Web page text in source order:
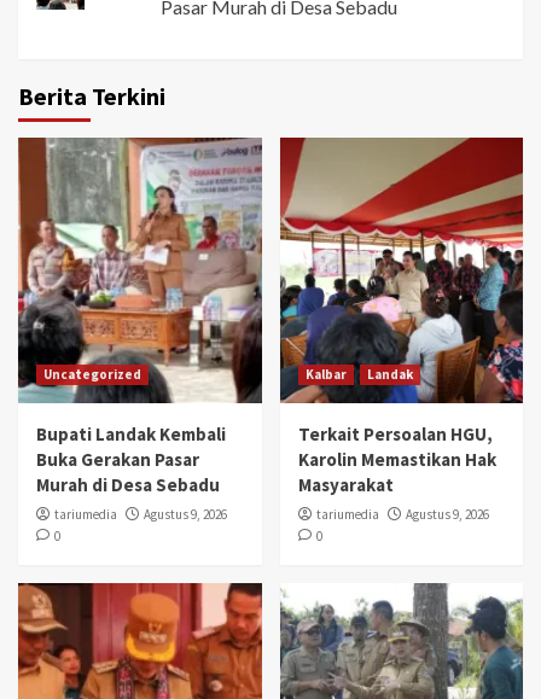
Pasar Murah di Desa Sebadu
Berita Terkini
Uncategorized
Bupati Landak Kembali
Buka Gerakan Pasar
Murah di Desa Sebadu
tariumedia
Agustus 9, 2026
0
Kalbar Landak
Terkait Persoalan HGU,
Karolin Memastikan Hak
Masyarakat
tariumedia
Agustus 9, 2026
0